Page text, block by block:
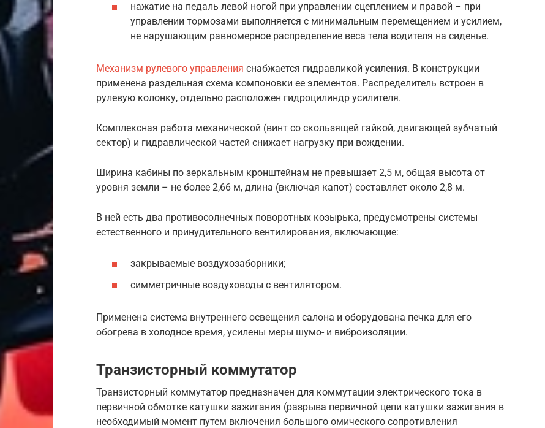
нажатие на педаль левой ногой при управлении сцеплением и правой – при
управлении тормозами выполняется с минимальным перемещением и усилием,
не нарушающим равномерное распределение веса тела водителя на сиденье.
Механизм рулевого управления снабжается гидравликой усиления. В конструкции
применена раздельная схема компоновки ее элементов. Распределитель встроен в
рулевую колонку, отдельно расположен гидроцилиндр усилителя.
Комплексная работа механической (винт со скользящей гайкой, двигающей зубчатый
сектор) и гидравлической частей снижает нагрузку при вождении.
Ширина кабины по зеркальным кронштейнам не превышает 2,5 м, общая высота от
уровня земли – не более 2,66 м, длина (включая капот) составляет около 2,8 м.
В ней есть два противосолнечных поворотных козырька, предусмотрены системы
естественного и принудительного вентилирования, включающие:
закрываемые воздухозаборники;
симметричные воздуховоды с вентилятором.
Применена система внутреннего освещения салона и оборудована печка для его
обогрева в холодное время, усилены меры шумо- и виброизоляции.
Транзисторный коммутатор
Транзисторный коммутатор предназначен для коммутации электрического тока в
первичной обмотке катушки зажигания (разрыва первичной цепи катушки зажигания в
необходимый момент путем включения большого омического сопротивления